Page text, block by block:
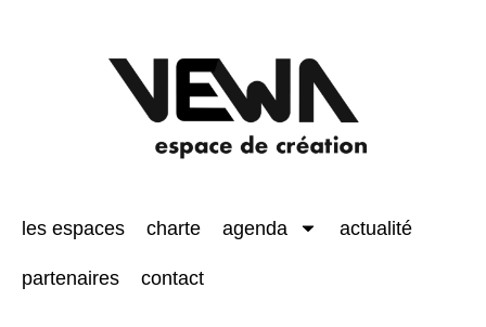
les espaces charte agenda actualité
partenaires contact